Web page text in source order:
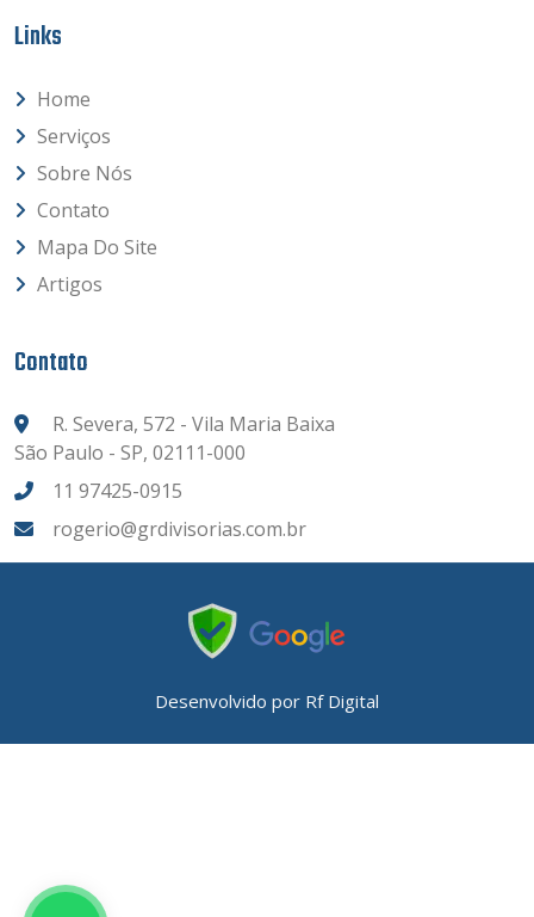
Links
Home
Serviços
Sobre Nós
Contato
Mapa Do Site
Artigos
Contato
R. Severa, 572 - Vila Maria Baixa
São Paulo - SP, 02111-000
11 97425-0915
rogerio@grdivisorias.com.br
Desenvolvido por Rf Digital